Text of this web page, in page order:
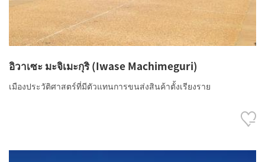
อิวาเซะ มะจิเมะกุริ (Iwase Machimeguri)
เมืองประวัติศาสตร์ที่มีตัวแทนการขนส่งสินค้าตั้งเรียงราย